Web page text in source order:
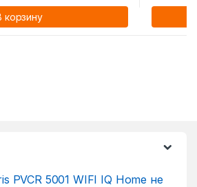
корзину
PVCR 5001 WIFI IQ Home не